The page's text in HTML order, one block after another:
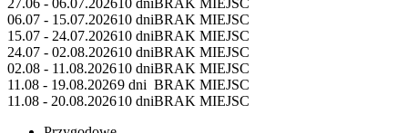
06.07 - 15.07.202610 dniBRAK MIEJSC
15.07 - 24.07.202610 dniBRAK MIEJSC
24.07 - 02.08.202610 dniBRAK MIEJSC
02.08 - 11.08.202610 dniBRAK MIEJSC
11.08 - 19.08.20269 dni BRAK MIEJSC
11.08 - 20.08.202610 dniBRAK MIEJSC